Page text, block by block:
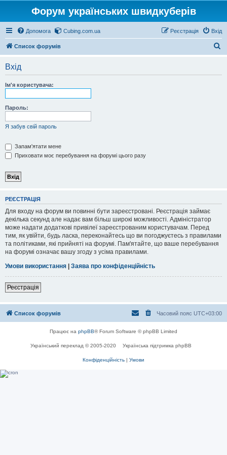
Форум українських швидкуберів
Допомога Cubing.com.ua Вхід
Реєстрація
Список форумів
Вхід
Ім'я користувача:
Пароль:
Я забув свій пароль
Запам'ятати мене
Приховати моє перебування на форумі цього разу
РЕЄСТРАЦІЯ
Для входу на форум ви повинні бути зареєстровані. Реєстрація займає
декілька секунд але надає вам більш широкі можливості. Адміністратор
може надати додаткові привілеї зареєстрованим користувачам. Перед
тим, як увійти, будь ласка, переконайтесь що ви погоджуєтесь з правилами
та політиками, які прийняті на форумі. Пам'ятайте, що ваше перебування
на форумі означає вашу згоду з усіма правилами.
Умови використання | Заява про конфіденційність
Реєстрація
Список форумів Часовий пояс UTC+03:00
Працює на phpBB® Forum Software © phpBB Limited
Український переклад © 2005-2020 Українська підтримка phpBB
Конфіденційність | Умови